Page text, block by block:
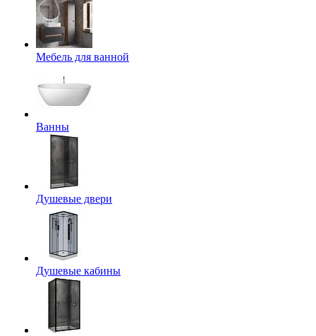
Мебель для ванной
Ванны
Душевые двери
Душевые кабины